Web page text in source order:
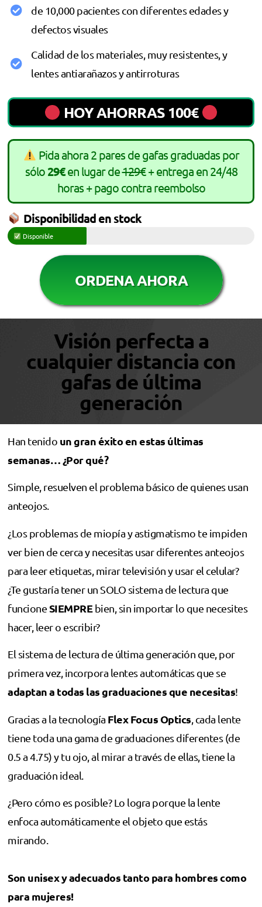
de 10,000 pacientes con diferentes edades y
defectos visuales
Calidad de los materiales, muy resistentes, y
lentes antiarañazos y antirroturas
HOY AHORRAS 100€
Pida ahora 2 pares de gafas graduadas por
sólo 29€en lugar de129€+ entrega en 24/48
horas + pago contra reembolso
Disponibilidad en stock
Disponible
ORDENA AHORA
Visión perfecta a
cualquier distancia con
gafas de última
generación
Han tenido un gran éxito en estas últimas
semanas… ¿Por qué?
Simple, resuelven el problema básico de quienes usan
anteojos.
¿Los problemas de miopía y astigmatismo te impiden
ver bien de cerca y necesitas usar diferentes anteojos
para leer etiquetas, mirar televisión y usar el celular?
¿Te gustaría tener un SOLO sistema de lectura que
funcioneSIEMPRE bien, sin importar lo que necesites
hacer, leer o escribir?
El sistema de lectura de última generación que, por
primera vez, incorpora lentes automáticas que se
adaptan a todas las graduaciones que necesitas!
Gracias a la tecnología Flex Focus Optics , cada lente
tiene toda una gama de graduaciones diferentes (de
0.5 a 4.75) y tu ojo, al mirar a través de ellas, tiene la
graduación ideal.
¿Pero cómo es posible? Lo logra porque la lente
enfoca automáticamente el objeto que estás
mirando.
Son unisex y adecuados tanto para hombres como
para mujeres!